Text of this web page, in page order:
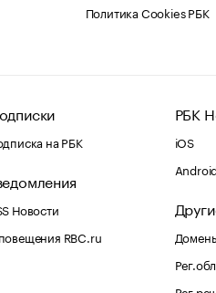
Политика Cookies РБК
на РБК
Новости
RBC.ru
РБК
iOS